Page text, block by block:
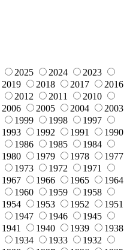
2025 2024
2023
2019 2018 2017
2016
2012 2011
2010
2006 2005 2004
2003
1999 1998
1997
1993 1992 1991
1990
1986 1985
1984
1980 1979 1978
1977
1973 1972
1971
1967 1966 1965
1964
1960 1959
1958
1954 1953 1952
1951
1947 1946
1945
1941 1940 1939
1938
1934 1933
1932